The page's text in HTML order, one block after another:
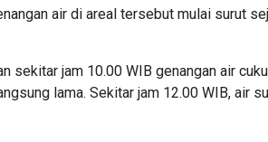
air di areal tersebut mulai surut
sekitar jam 10.00 WIB genangan air
lama. Sekitar jam 12.00 WIB, air